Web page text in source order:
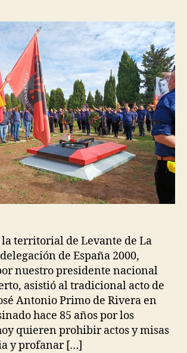
territorial de Levante de La
de España 2000,
nuestro presidente nacional
asistió al tradicional acto de
Antonio Primo de Rivera en
hace 85 años por los
quieren prohibir actos y misas
y profanar […]